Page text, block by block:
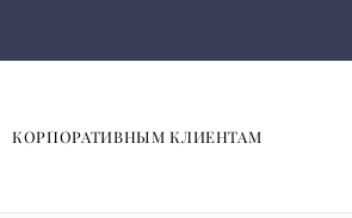
КОРПОРАТИВНЫМ КЛИЕНТАМ